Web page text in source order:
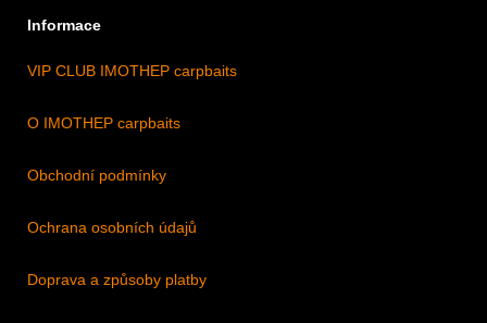
Informace
VIP CLUB IMOTHEP carpbaits
O IMOTHEP carpbaits
Obchodní podmínky
Ochrana osobních údajů
Doprava a způsoby platby